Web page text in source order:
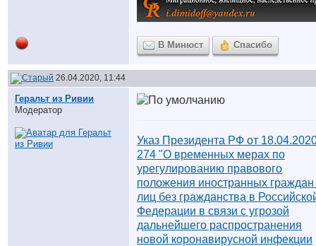
В Минюст Спасибо
26.04.2020, 11:44
Геральт из Ривии
Модератор
Указ Президента РФ от
274 "О временных мерах по
урегулированию правового
положения иностранных граждан
лиц без гражданства в
Федерации в связи с угрозой
дальнейшего распространения
новой коронавирусной инфекции